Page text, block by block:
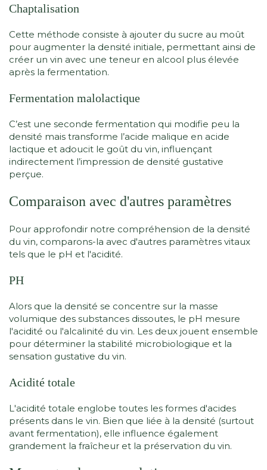
Chaptalisation
Cette méthode consiste à ajouter du sucre au moût
pour augmenter la densité initiale, permettant ainsi de
créer un vin avec une teneur en alcool plus élevée
après la fermentation.
Fermentation malolactique
C’est une seconde fermentation qui modifie peu la
densité mais transforme l’acide malique en acide
lactique et adoucit le goût du vin, influençant
indirectement l’impression de densité gustative
perçue.
Comparaison avec d'autres paramètres
Pour approfondir notre compréhension de la densité
du vin, comparons-la avec d'autres paramètres vitaux
tels que le pH et l'acidité.
PH
Alors que la densité se concentre sur la masse
volumique des substances dissoutes, le pH mesure
l'acidité ou l'alcalinité du vin. Les deux jouent ensemble
pour déterminer la stabilité microbiologique et la
sensation gustative du vin.
Acidité totale
L'acidité totale englobe toutes les formes d'acides
présents dans le vin. Bien que liée à la densité (surtout
avant fermentation), elle influence également
grandement la fraîcheur et la préservation du vin.